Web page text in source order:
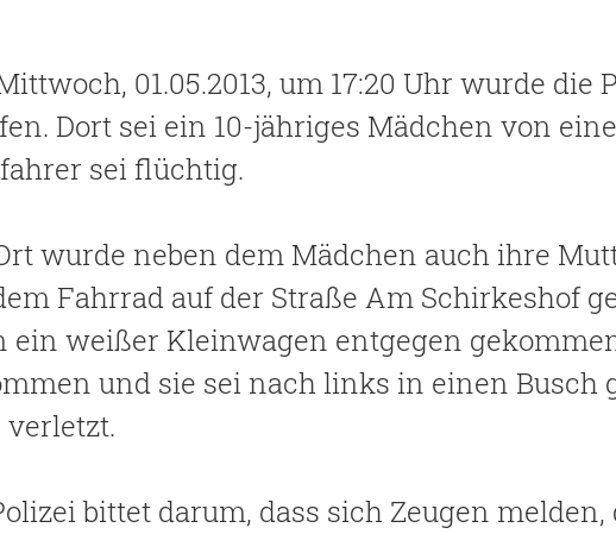
01.05.2013, um 17:20 Uhr wurde
Dort sei ein 10-jähriges Mädchen von
sei flüchtig.
wurde neben dem Mädchen auch ihre
Fahrrad auf der Straße Am Schirkeshof
ein weißer Kleinwagen entgegen
und sie sei nach links in einen Busch
verletzt.
bittet darum, dass sich Zeugen